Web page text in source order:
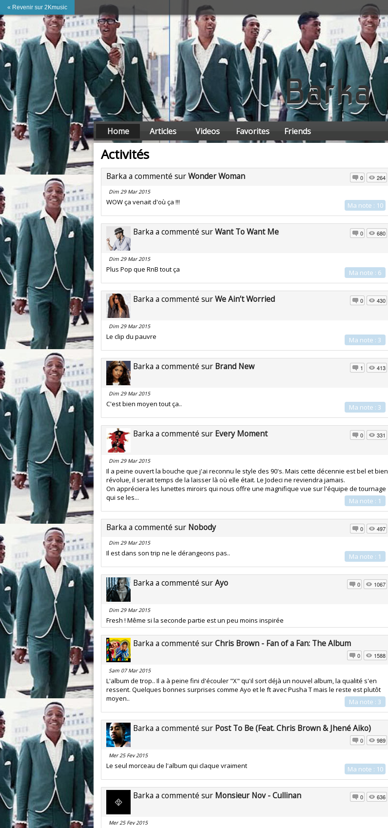
« Revenir sur 2Kmusic
Barka
Home Articles Videos Favorites Friends
Activités
Barka a commenté surWonder Woman 0 264
Dim 29 Mar 2015
WOW ça venait d'où ça !!! Ma note : 10
Barka a commenté surWant To Want Me 0 680
Dim 29 Mar 2015
Plus Pop que RnB tout ça Ma note : 6
Barka a commenté surWe Ain’t Worried 0 430
Dim 29 Mar 2015
Le clip du pauvre Ma note : 3
Barka a commenté sur Brand New 1 413
Dim 29 Mar 2015
C'est bien moyen tout ça.. Ma note : 3
Barka a commenté sur Every Moment 0 331
Dim 29 Mar 2015
Il a peine ouvert la bouche que j'ai reconnu le style des 90's. Mais cette décennie est bel et bien
révolue, il serait temps de la laisser là où elle était. Le Jodeci ne reviendra jamais.
On appréciera les lunettes miroirs qui nous offre une magnifique vue sur l'équipe de tournage
qui se les...
Ma note : 1
Barka a commenté sur Nobody 0 497
Dim 29 Mar 2015
Il est dans son trip ne le dérangeons pas.. Ma note : 1
Barka a commenté surAyo 0 1067
Dim 29 Mar 2015
Fresh ! Même si la seconde partie est un peu moins inspirée
Barka a commenté surChris Brown - Fan of a Fan: The Album
0 1588
Sam 07 Mar 2015
L'album de trop.. Il a à peine fini d'écouler "X" qu'il sort déjà un nouvel album, la qualité s'en
ressent. Quelques bonnes surprises comme Ayo et le ft avec Pusha T mais le reste est plutôt
moyen..
Ma note : 3
Barka a commenté sur Post To Be (Feat. Chris Brown & Jhené Aiko)
0 989
Mer 25 Fev 2015
Le seul morceau de l'album qui claque vraiment Ma note : 10
Barka a commenté sur Monsieur Nov - Cullinan 0 636
Mer 25 Fev 2015